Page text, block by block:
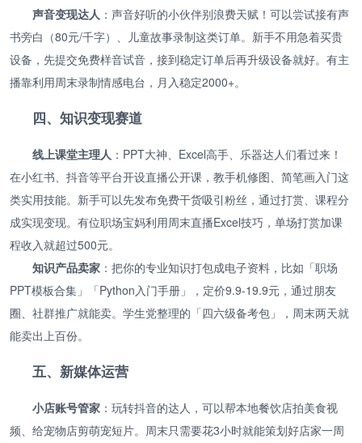
声音变现达人 ：声音好听的小伙伴别浪费天赋！可以尝试接有声
书旁白（80元/千字）、儿童故事录制这类订单。新手不用急着买贵
设备，先提交免费样音试音，接到稳定订单后再升级设备就好。有主
播靠利用周末录制情感电台，月入稳定2000+。
四、知识变现赛道
线上课堂主理人 ：PPT大神、Excel高手、乐器达人们看过来！
在小红书、抖音等平台开设直播公开课，教手机修图、简笔画入门这
类实用技能。新手可以先发布免费干货吸引粉丝，通过打赏、课程分
成实现变现。有位职场宝妈利用周末直播Excel技巧，单场打赏加课
程收入就超过500元。
知识产品卖家 ：把你的专业知识打包成电子资料，比如「职场
PPT模板合集」「Python入门手册」，定价9.9-19.9元，通过朋友
圈、社群推广就能卖。学生党整理的「四六级备考包」，周末两天就
能卖出上百份。
五、新媒体运营
小店账号管家 ：玩转抖音的达人，可以帮本地餐饮店拍美食视
频、给宠物店剪萌宠短片。周末只需要花3小时就能策划好店家一周